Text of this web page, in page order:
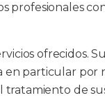
profesionales
ofrecidos.
en particular por
tratamiento de